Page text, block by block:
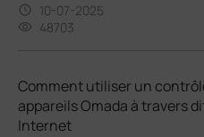
10-07-2025
48703
Comment utiliser un
appareils Omada à travers
Internet